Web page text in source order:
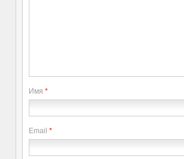
Имя *
Email *